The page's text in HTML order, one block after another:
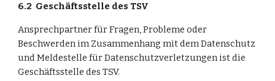
6.2 Geschäftsstelle des TSV
Ansprechpartner für Fragen, Probleme oder
Beschwerden im Zusammenhang mit dem Datenschutz
und Meldestelle für Datenschutzverletzungen ist die
Geschäftsstelle des TSV.